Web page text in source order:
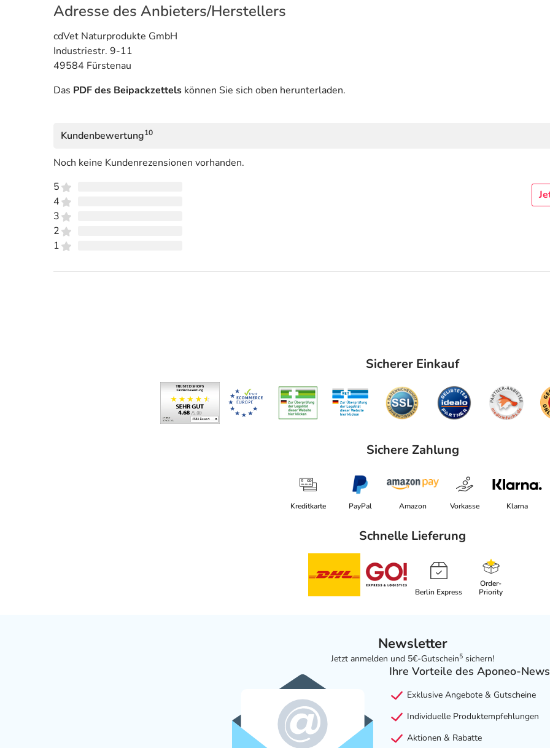
Adresse des Anbieters/Herstellers
cdVet Naturprodukte GmbH
Industriestr. 9-11
49584 Fürstenau
Das PDF des Beipackzettels können Sie sich oben herunterladen.
Kundenbewertung10
Noch keine Kundenrezensionen vorhanden.
5
4
3
2
1
Sicherer Einkauf
Sichere Zahlung
Kreditkarte PayPal Amazon Vorkasse Klarna
Schnelle Lieferung
Berlin Express
Order-
Priority
Newsletter
Jetzt anmelden und 5€-Gutschein5 sichern!
Ihre Vorteile des Aponeo-
Exklusive Angebote & Gutscheine
Individuelle Produktempfehlungen
Aktionen & Rabatte